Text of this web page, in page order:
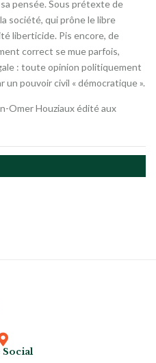
pensée. Sous prétexte de
société, qui prône le libre
liberticide. Pis encore, de
correct se mue parfois,
: toute opinion politiquement
pouvoir civil « démocratique ».
Omer Houziaux édité aux
Social